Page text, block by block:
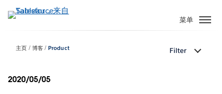
转
容
菜单
主页 博客 Product Filter
2020/05/05